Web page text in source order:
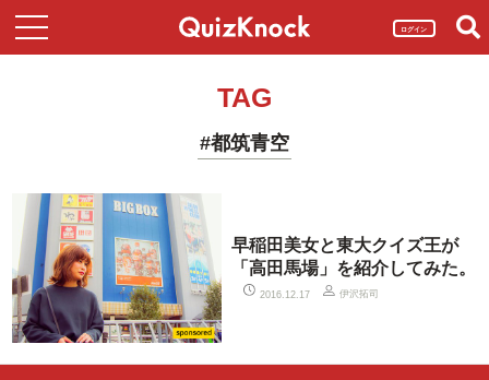
ログイン
TAG
#都筑青空
早稲田美女と東大クイズ王が
「高田馬場」を紹介してみた。
2016.12.17 伊沢拓司